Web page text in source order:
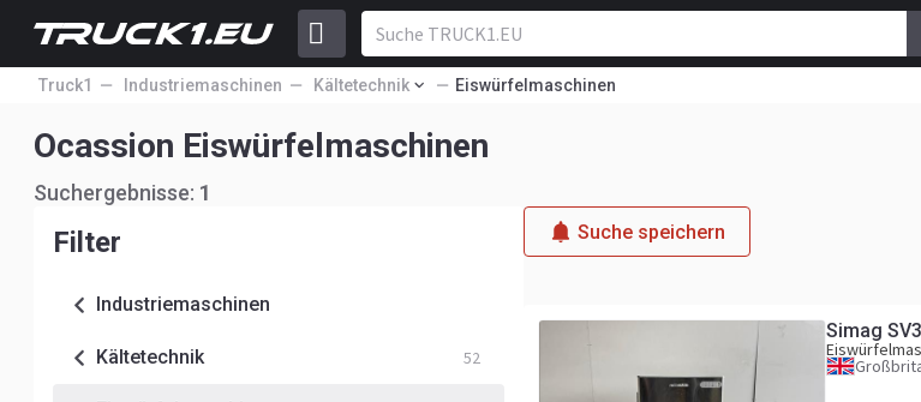
Truck1 Industriemaschinen Kältetechnik Eiswürfelmaschinen
Ocassion Eiswürfelmaschinen
Suchergebnisse: 1
Filter
Industriemaschinen
Kältetechnik 52
Suche speichern
Simag